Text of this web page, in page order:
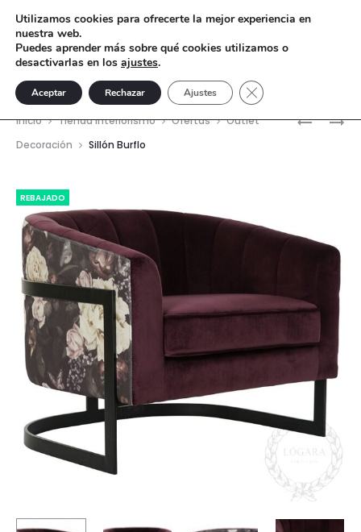
FIGURA
FIGURA
Inicio Tienda interiorismo Ofertas
Outlet
Decoración
Sillón Burflo
REBAJADO
Utilizamos cookies para ofrecerte la mejor experiencia en
nuestra web.
Puedes aprender más sobre qué cookies utilizamos o
desactivarlas en los ajustes.
Aceptar Rechazar Ajustes Cerrar el banner de